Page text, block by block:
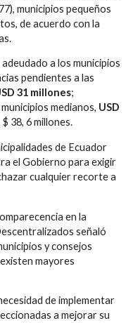
municipios pequeños
de acuerdo con la
a los municipios
pendientes a las
31 millones;
municipios medianos, USD
38, 6 millones.
de Ecuador
el Gobierno para exigir
cualquier recorte a
en la
señaló
y consejos
mayores
de implementar
a mejorar su